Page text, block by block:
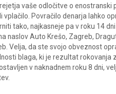
vaše odločitve o enostranski
vplačilo. Povračilo denarja lahko
tako, najkasneje pa v roku 14
naslov Auto Krešo, Zagreb,
Velja, da ste svojo obveznost
blaga, ki je rezultat rokovanja
v naknadnem roku 8 dni,